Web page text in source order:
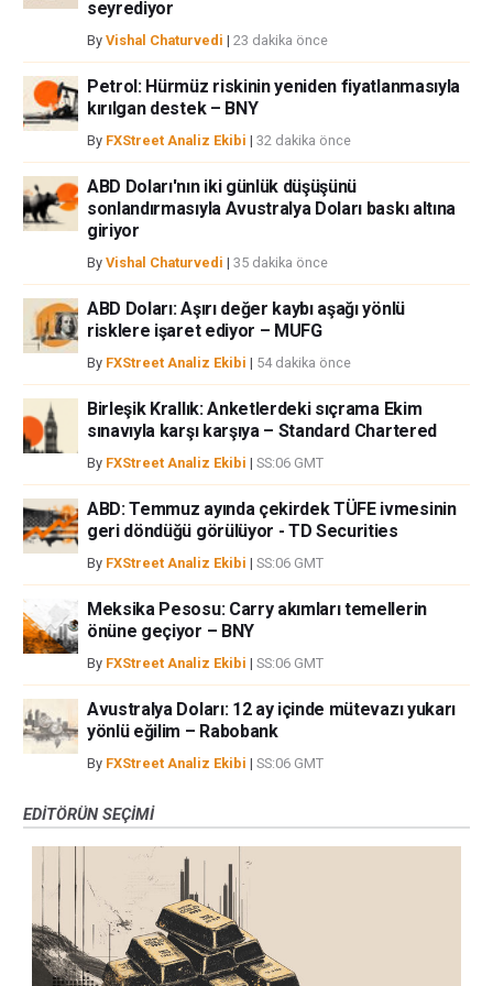
herhangi bir kayıp ya da hasar için sorumluluk kabul etmemektedir.
seyrediyor
By Vishal Chaturvedi | 23 dakika önce
Petrol: Hürmüz riskinin yeniden fiyatlanmasıyla
kırılgan destek – BNY
By FXStreet Analiz Ekibi | 32 dakika önce
ABD Doları'nın iki günlük düşüşünü
sonlandırmasıyla Avustralya Doları baskı altına
giriyor
By Vishal Chaturvedi | 35 dakika önce
ABD Doları: Aşırı değer kaybı aşağı yönlü
risklere işaret ediyor – MUFG
By FXStreet Analiz Ekibi | 54 dakika önce
Birleşik Krallık: Anketlerdeki sıçrama Ekim
sınavıyla karşı karşıya – Standard Chartered
By FXStreet Analiz Ekibi | SS:06 GMT
ABD: Temmuz ayında çekirdek TÜFE ivmesinin
geri döndüğü görülüyor - TD Securities
By FXStreet Analiz Ekibi | SS:06 GMT
Meksika Pesosu: Carry akımları temellerin
önüne geçiyor – BNY
By FXStreet Analiz Ekibi | SS:06 GMT
Avustralya Doları: 12 ay içinde mütevazı yukarı
yönlü eğilim – Rabobank
By FXStreet Analiz Ekibi | SS:06 GMT
EDITÖRÜN SEÇIMI